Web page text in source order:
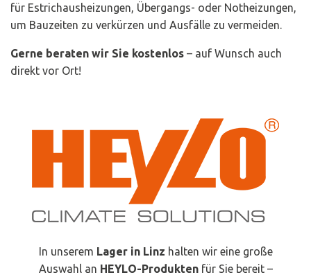
für Estrichausheizungen, Übergangs- oder Notheizungen,
um Bauzeiten zu verkürzen und Ausfälle zu vermeiden.
Gerne beraten wir Sie kostenlos – auf Wunsch auch
direkt vor Ort!
In unserem Lager in Linz halten wir eine große
Auswahl an HEYLO-Produktenfür Sie bereit –